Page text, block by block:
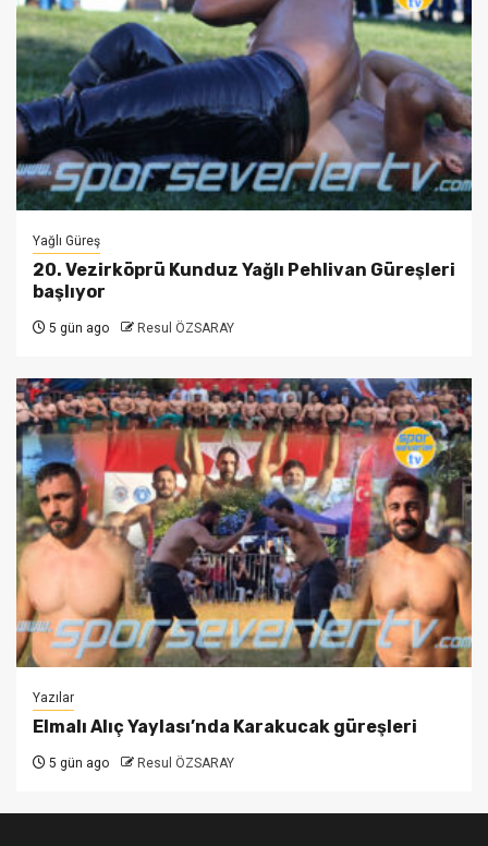
Yağlı Güreş
20. Vezirköprü Kunduz Yağlı Pehlivan Güreşleri
başlıyor
5 gün ago Resul ÖZSARAY
Yazılar
Elmalı Alıç Yaylası’nda Karakucak güreşleri
5 gün ago Resul ÖZSARAY